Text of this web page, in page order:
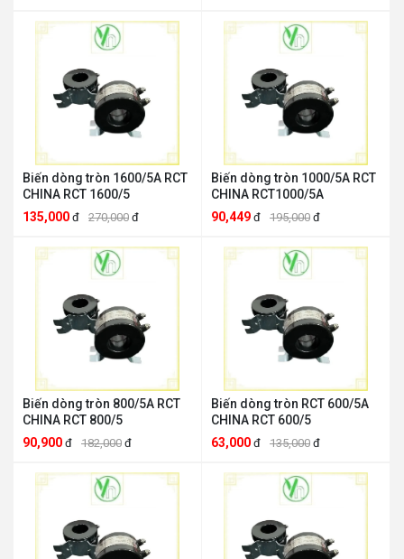
Biến dòng tròn 1600/5A RCT
CHINA RCT 1600/5
135,000 đ 270,000 đ
Biến dòng tròn 1000/5A RCT
CHINA RCT1000/5A
90,449 đ 195,000 đ
Biến dòng tròn 800/5A RCT
CHINA RCT 800/5
90,900 đ 182,000 đ
Biến dòng tròn RCT 600/5A
CHINA RCT 600/5
63,000 đ 135,000 đ